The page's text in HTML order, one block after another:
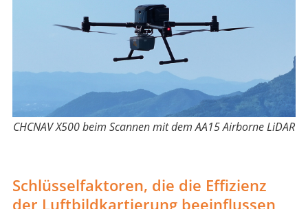
CHCNAV X500 beim Scannen mit dem AA15 Airborne LiDAR
Schlüsselfaktoren, die die Effizienz
der Luftbildkartierung beeinflussen